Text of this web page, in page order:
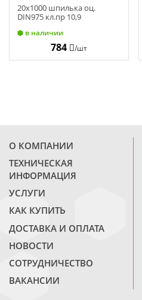
20х1000 шпилька оц.
DIN975 кл.пр 10,9
в наличии
784 /шт
О КОМПАНИИ
ТЕХНИЧЕСКАЯ
ИНФОРМАЦИЯ
УСЛУГИ
КАК КУПИТЬ
ДОСТАВКА И ОПЛАТА
НОВОСТИ
СОТРУДНИЧЕСТВО
ВАКАНСИИ